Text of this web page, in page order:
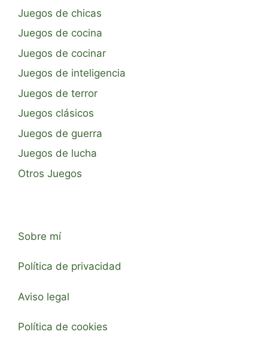
Juegos de chicas
Juegos de cocina
Juegos de cocinar
Juegos de inteligencia
Juegos de terror
Juegos clásicos
Juegos de guerra
Juegos de lucha
Otros Juegos
Sobre mí
Política de privacidad
Aviso legal
Política de cookies